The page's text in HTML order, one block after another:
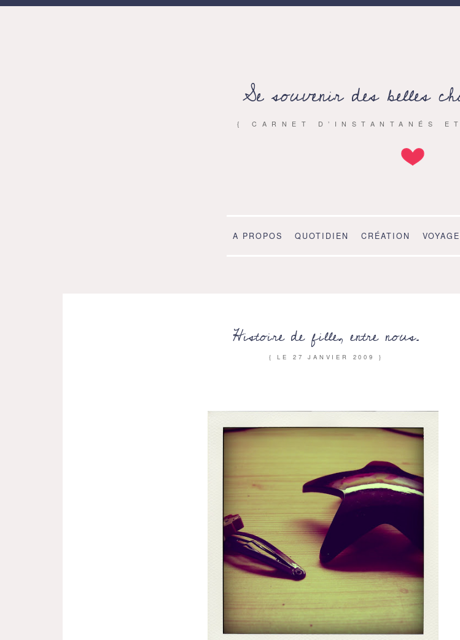
Se souvenir des belles
{ CARNET D’INSTANTANÉS
A PROPOS QUOTIDIEN CRÉATION
Histoire de fille, entre nous.
{ LE 27 JANVIER 2009 }